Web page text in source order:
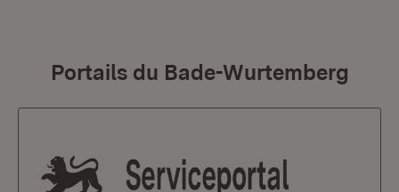
Portails du Bade-Wurtemberg